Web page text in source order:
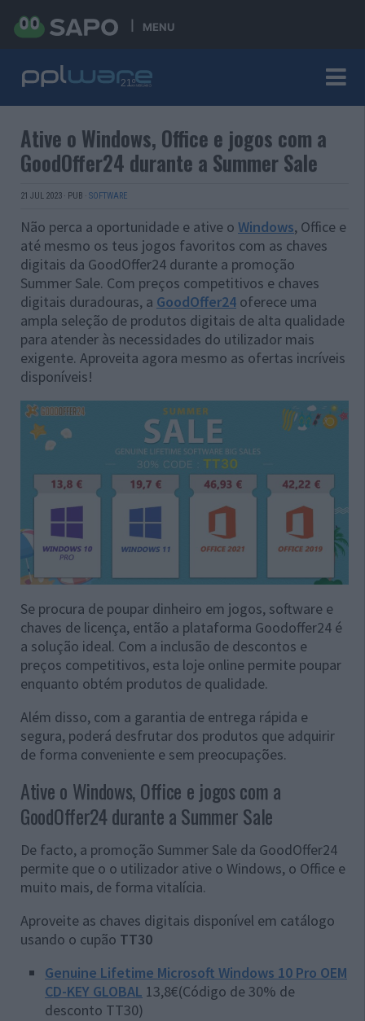
MENU
Ative o Windows, Office e jogos com a
GoodOffer24 durante a Summer Sale
21 JUL 2023 · PUB · SOFTWARE
Não perca a oportunidade e ative o Windows, Office e
até mesmo os teus jogos favoritos com as chaves
digitais da GoodOffer24 durante a promoção
Summer Sale. Com preços competitivos e chaves
digitais duradouras, a GoodOffer24 oferece uma
ampla seleção de produtos digitais de alta qualidade
para atender às necessidades do utilizador mais
exigente. Aproveita agora mesmo as ofertas incríveis
disponíveis!
Se procura de poupar dinheiro em jogos, software e
chaves de licença, então a plataforma Goodoffer24 é
a solução ideal. Com a inclusão de descontos e
preços competitivos, esta loje online permite poupar
enquanto obtém produtos de qualidade.
Além disso, com a garantia de entrega rápida e
segura, poderá desfrutar dos produtos que adquirir
de forma conveniente e sem preocupações.
Ative o Windows, Office e jogos com a
GoodOffer24 durante a Summer Sale
De facto, a promoção Summer Sale da GoodOffer24
permite que o o utilizador ative o Windows, o Office e
muito mais, de forma vitalícia.
Aproveite as chaves digitais disponível em catálogo
usando o cupão TT30
Genuine Lifetime Microsoft Windows 10 Pro OEM
CD-KEY GLOBAL 13,8€(Código de 30% de
desconto TT30)